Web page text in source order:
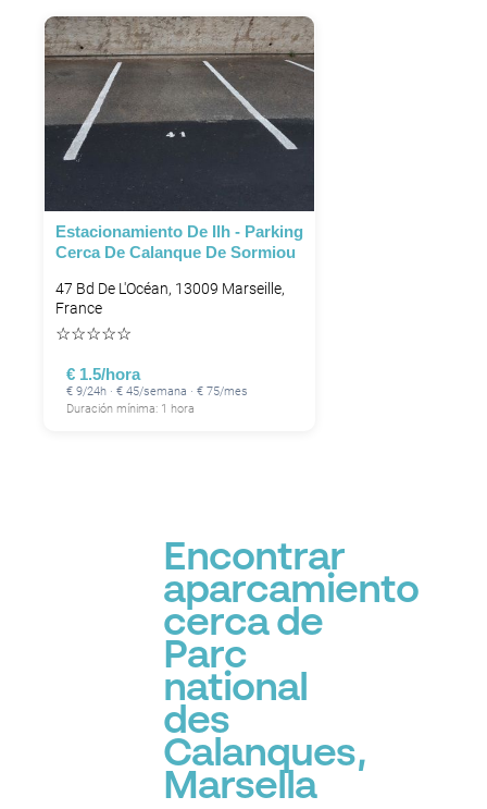
Estacionamiento De Ilh - Parking
Cerca De Calanque De Sormiou
47 Bd De L'Océan, 13009 Marseille,
France
☆☆☆☆☆
€ 1.5/hora
€ 9/24h · € 45/semana · € 75/mes
Duración mínima: 1 hora
Encontrar
aparcamiento
cerca de
Parc
national
des
Calanques,
Marsella